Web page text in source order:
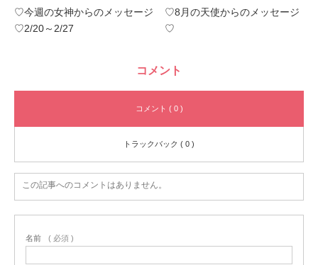
♡今週の女神からのメッセージ
♡2/20～2/27
♡8月の天使からのメッセージ
♡
コメント
コメント ( 0 )
トラックバック ( 0 )
この記事へのコメントはありません。
名前 ( 必須 )